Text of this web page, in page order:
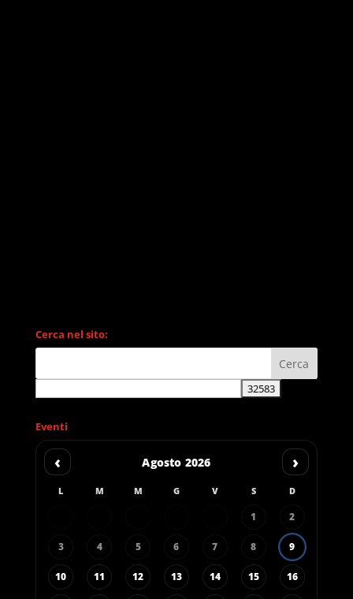
Cerca nel sito:
Eventi
‹ Agosto 2026 ›
L M M G V S D
1 2
3 4 5 6 7 8 9
10 11 12 13 14 15 16